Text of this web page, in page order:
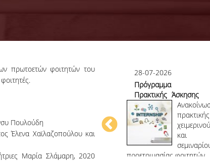
πρωτοετών φοιτητών του
Πουλούδη
Έλενα Χαϊλαζοπούλου και
Μαρία Σλάμαρη, 2020
2026
ΟΠΑ, αποφάσισε την
προκήρυξη νέων
28-07-2026
Πρόγραμμα
Πρακτικής Άσκησης
Χειμερινού
Εξαμήνου 2026-
2027
και
προετοιμασίας φοιτητών.